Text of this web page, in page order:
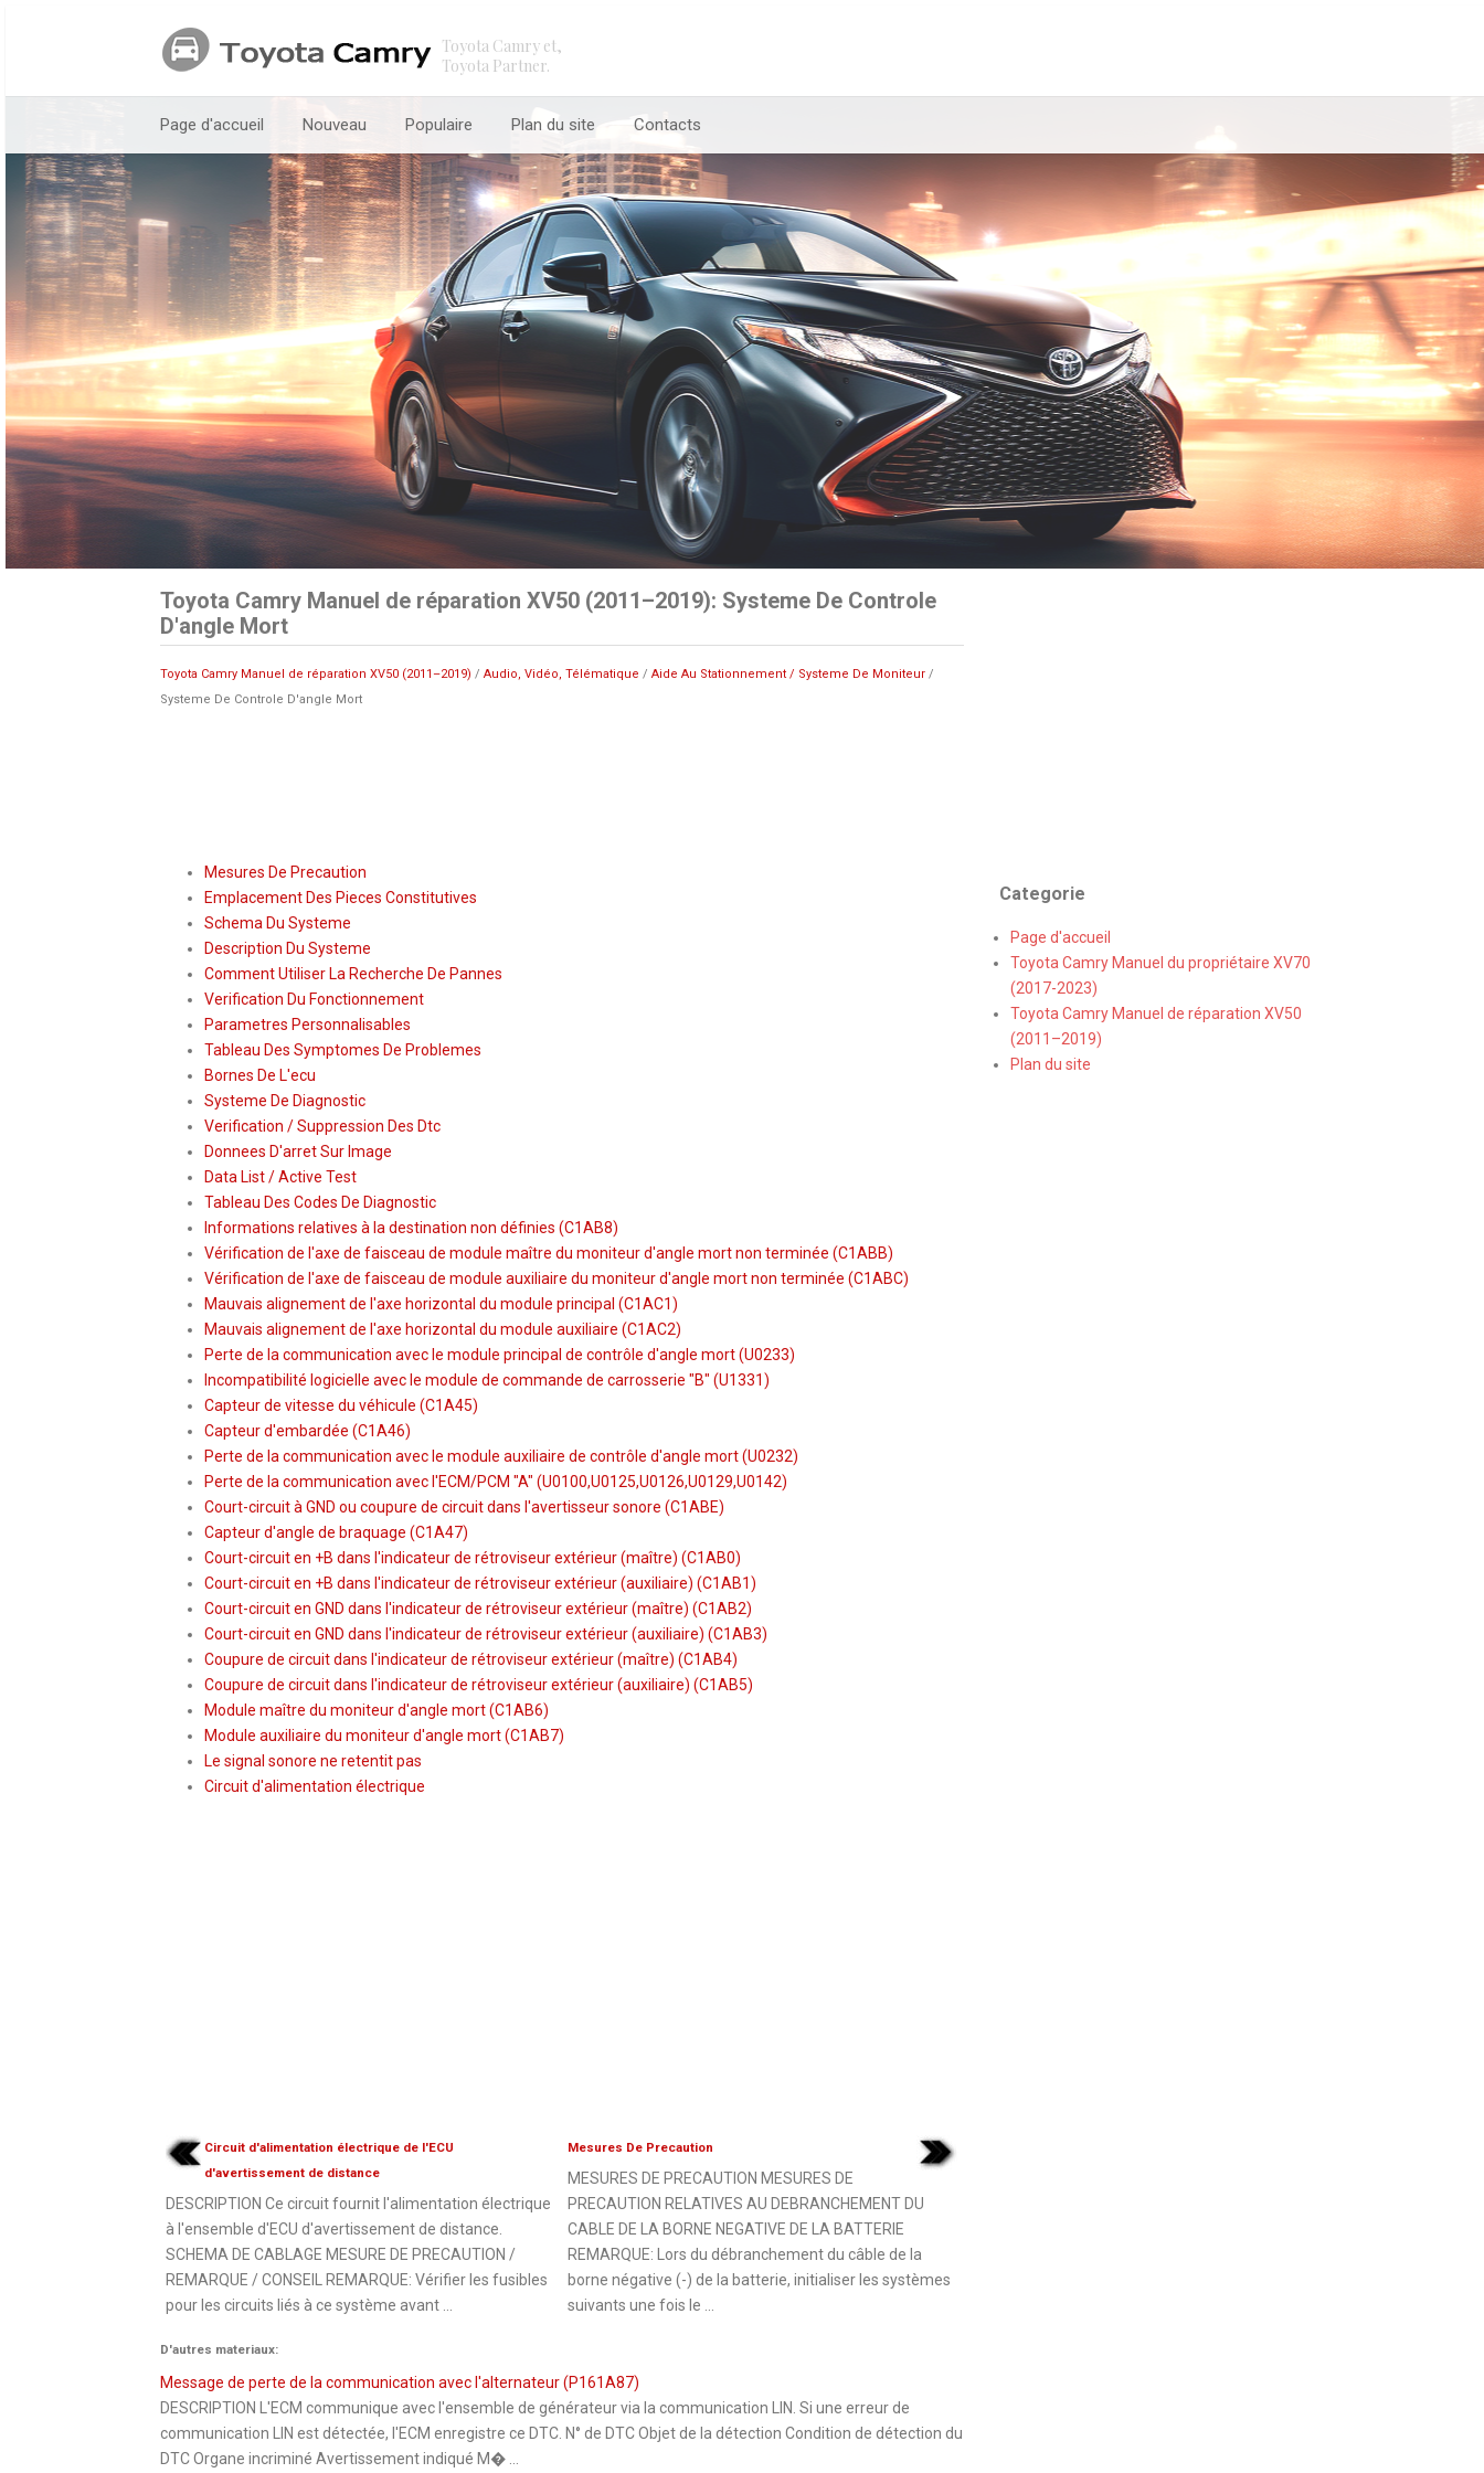
Toyota Camry et,
Toyota Partner.
Page d'accueil Nouveau Populaire Plan du site Contacts
Toyota Camry Manuel de réparation XV50 (2011–2019): Systeme De Controle
D'angle Mort
Toyota Camry Manuel de réparation XV50 (2011–2019) / Audio, Vidéo, Télématique / Aide Au Stationnement / Systeme De Moniteur/
Systeme De Controle D'angle Mort
Mesures De Precaution
Emplacement Des Pieces Constitutives
Schema Du Systeme
Description Du Systeme
Comment Utiliser La Recherche De Pannes
Verification Du Fonctionnement
Parametres Personnalisables
Tableau Des Symptomes De Problemes
Bornes De L'ecu
Systeme De Diagnostic
Verification / Suppression Des Dtc
Donnees D'arret Sur Image
Data List / Active Test
Tableau Des Codes De Diagnostic
Informations relatives à la destination non définies (C1AB8)
Vérification de l'axe de faisceau de module maître du moniteur d'angle mort non terminée (C1ABB)
Vérification de l'axe de faisceau de module auxiliaire du moniteur d'angle mort non terminée (C1ABC)
Mauvais alignement de l'axe horizontal du module principal (C1AC1)
Mauvais alignement de l'axe horizontal du module auxiliaire (C1AC2)
Perte de la communication avec le module principal de contrôle d'angle mort (U0233)
Incompatibilité logicielle avec le module de commande de carrosserie "B" (U1331)
Capteur de vitesse du véhicule (C1A45)
Capteur d'embardée (C1A46)
Perte de la communication avec le module auxiliaire de contrôle d'angle mort (U0232)
Perte de la communication avec l'ECM/PCM "A" (U0100,U0125,U0126,U0129,U0142)
Court-circuit à GND ou coupure de circuit dans l'avertisseur sonore (C1ABE)
Capteur d'angle de braquage (C1A47)
Court-circuit en +B dans l'indicateur de rétroviseur extérieur (maître) (C1AB0)
Court-circuit en +B dans l'indicateur de rétroviseur extérieur (auxiliaire) (C1AB1)
Court-circuit en GND dans l'indicateur de rétroviseur extérieur (maître) (C1AB2)
Court-circuit en GND dans l'indicateur de rétroviseur extérieur (auxiliaire) (C1AB3)
Coupure de circuit dans l'indicateur de rétroviseur extérieur (maître) (C1AB4)
Coupure de circuit dans l'indicateur de rétroviseur extérieur (auxiliaire) (C1AB5)
Module maître du moniteur d'angle mort (C1AB6)
Module auxiliaire du moniteur d'angle mort (C1AB7)
Le signal sonore ne retentit pas
Circuit d'alimentation électrique
Circuit d'alimentation électrique de l'ECU
d'avertissement de distance
DESCRIPTION Ce circuit fournit l'alimentation électrique
à l'ensemble d'ECU d'avertissement de distance.
SCHEMA DE CABLAGE MESURE DE PRECAUTION /
REMARQUE / CONSEIL REMARQUE: Vérifier les fusibles
pour les circuits liés à ce système avant ...
Mesures De Precaution
MESURES DE PRECAUTION MESURES DE
PRECAUTION RELATIVES AU DEBRANCHEMENT DU
CABLE DE LA BORNE NEGATIVE DE LA BATTERIE
REMARQUE: Lors du débranchement du câble de la
borne négative (-) de la batterie, initialiser les systèmes
suivants une fois le ...
D'autres materiaux:
Message de perte de la communication avec l'alternateur (P161A87)
DESCRIPTION L'ECM communique avec l'ensemble de générateur via la communication LIN. Si une erreur de
communication LIN est détectée, l'ECM enregistre ce DTC. N° de DTC Objet de la détection Condition de détection du
DTC Organe incriminé Avertissement indiqué M� ...
Categorie
Page d'accueil
Toyota Camry Manuel du propriétaire XV70
(2017-2023)
Toyota Camry Manuel de réparation XV50
(2011–2019)
Plan du site